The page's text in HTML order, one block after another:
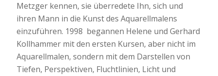
Metzger kennen, sie überredete Ihn, sich und
ihren Mann in die Kunst des Aquarellmalens
einzuführen. 1998 begannen Helene und Gerhard
Kollhammer mit den ersten Kursen, aber nicht im
Aquarellmalen, sondern mit dem Darstellen von
Tiefen, Perspektiven, Fluchtlinien, Licht und